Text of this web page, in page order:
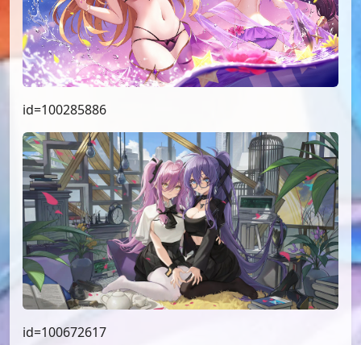
id=100285886
id=100672617